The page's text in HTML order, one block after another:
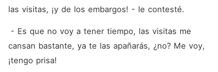
las visitas, ¡y de los embargos! - le contesté.
cansan bastante, ya te las apañarás, ¿no? Me voy,
¡tengo prisa!